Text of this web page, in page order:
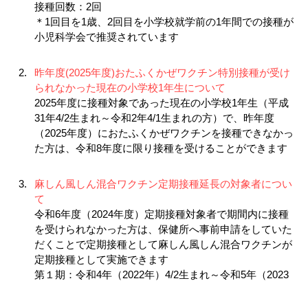
接種回数：2回
＊1回目を1歳、2回目を小学校就学前の1年間での接種が
小児科学会で推奨されています
昨年度(2025年度)おたふくかぜワクチン特別接種が受け
られなかった現在の小学校1年生について
2025年度に接種対象であった現在の小学校1年生（平成
31年4/2生まれ～令和2年4/1生まれの方）で、昨年度
（2025年度）におたふくかぜワクチンを接種できなかっ
た方は、令和8年度に限り接種を受けることができます
麻しん風しん混合ワクチン定期接種延長の対象者につい
て
令和6年度（2024年度）定期接種対象者で期間内に接種
を受けられなかった方は、保健所へ事前申請をしていた
だくことで定期接種として麻しん風しん混合ワクチンが
定期接種として実施できます
第１期：令和4年（2022年）4/2生まれ～令和5年（2023